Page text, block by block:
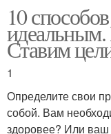
10
Ставим
1
Определите свои
собой. Вам
здоровее? Или